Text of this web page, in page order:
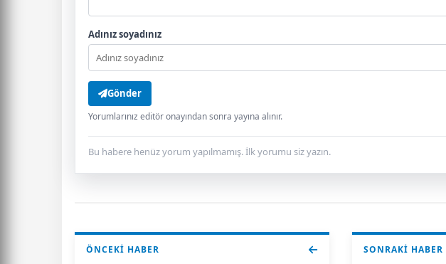
Adınız soyadınız
Gönder
Yorumlarınız editör onayından sonra yayına alınır.
Bu habere henüz yorum yapılmamış. İlk yorumu siz yazın.
ÖNCEKI HABER SONRAKI HABER